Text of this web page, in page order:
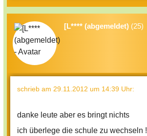
[L**** (abgemeldet) (25)
schrieb am 29.11.2012 um 14:39 Uhr:
danke leute aber es bringt nichts
ich überlege die schule zu wechseln !